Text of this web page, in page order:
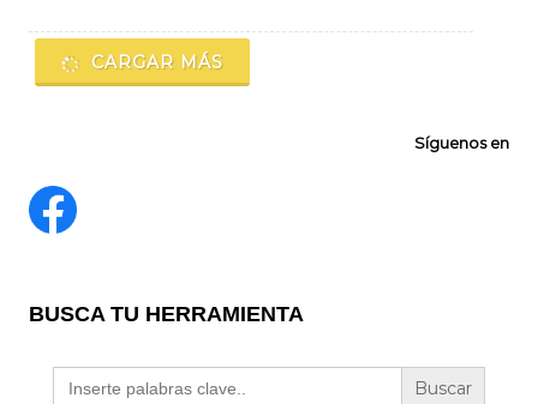
CARGAR MÁS
Síguenos en
BUSCA TU HERRAMIENTA
Buscar: